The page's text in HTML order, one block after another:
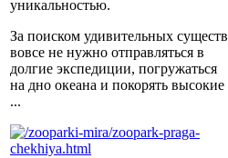
уникальностью.
За поиском удивительных существ
вовсе не нужно отправляться в
долгие экспедиции, погружаться
на дно океана и покорять высокие
...